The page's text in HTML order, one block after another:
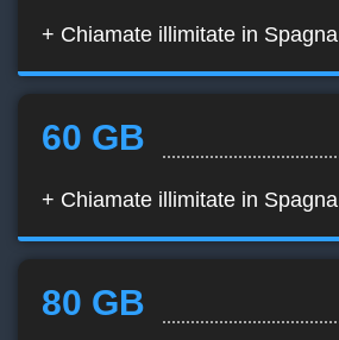
+ Chiamate illimitate in Spagna
60 GB
+ Chiamate illimitate in Spagna
80 GB